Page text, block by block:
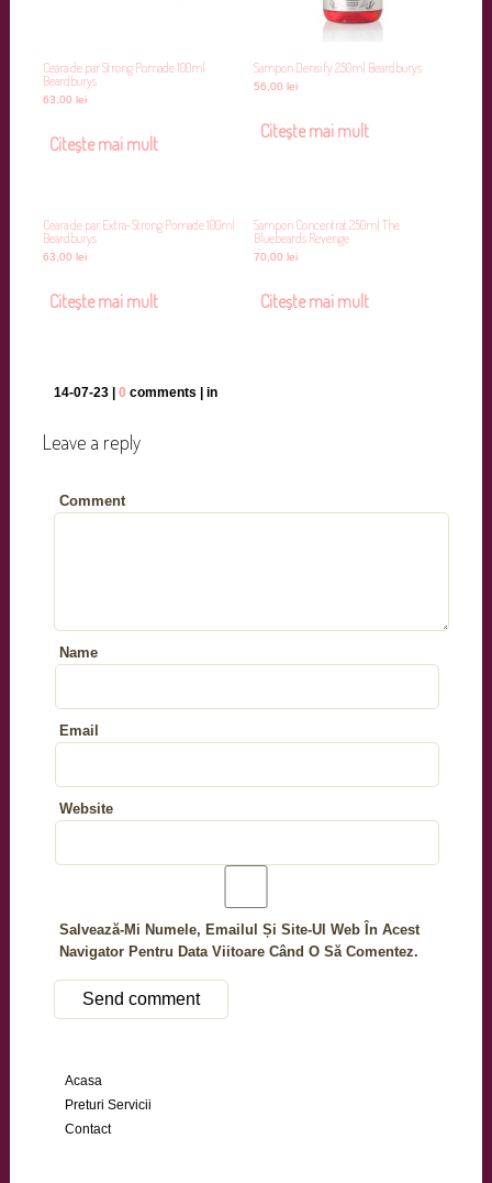
Ceara de par Strong Pomade 100ml
Beardburys
63,00 lei
Citește mai mult
Sampon Densify 250ml Beardburys
56,00lei
Citește mai mult
Ceara de par Extra-Strong Pomade 100ml
Beardburys
63,00 lei
Citește mai mult
Sampon Concentrat 250ml The
Bluebeards Revenge
70,00lei
Citește mai mult
14-07-23 | 0 comments | in
Leave a reply
Comment
Name
Email
Website
Salvează-Mi Numele, Emailul Și Site-Ul Web În Acest
Navigator Pentru Data Viitoare Când O Să Comentez.
Acasa
Preturi Servicii
Contact